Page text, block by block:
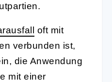
oft mit
verbunden ist,
die Anwendung
mit einer